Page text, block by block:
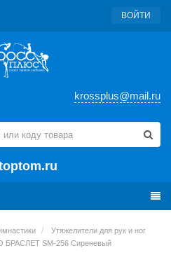
ВОЙТИ
krossplus@mail.ru
Утяжелители для рук и ног
БРАСЛЕТ SM-256 Сиреневый